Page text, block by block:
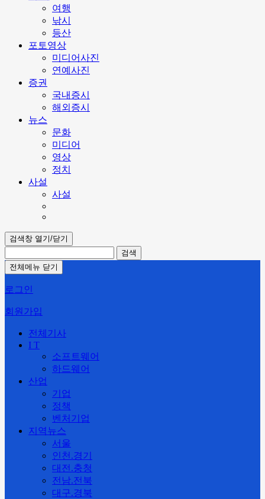
여행
낚시
등산
포토영상
미디어사진
연예사진
증권
국내증시
해외증시
뉴스
문화
미디어
영상
정치
사설
사설
검색창 열기/닫기
검색
전체메뉴 닫기
로그인
회원가입
전체기사
I T
소프트웨어
하드웨어
산업
기업
정책
벤처기업
지역뉴스
서울
인천.경기
대전.충청
전남.전북
대구.경북